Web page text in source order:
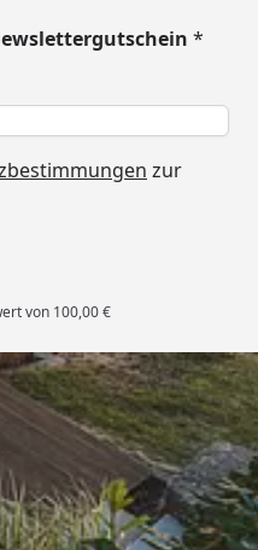
*
zur
von 100,00 €
/ 5